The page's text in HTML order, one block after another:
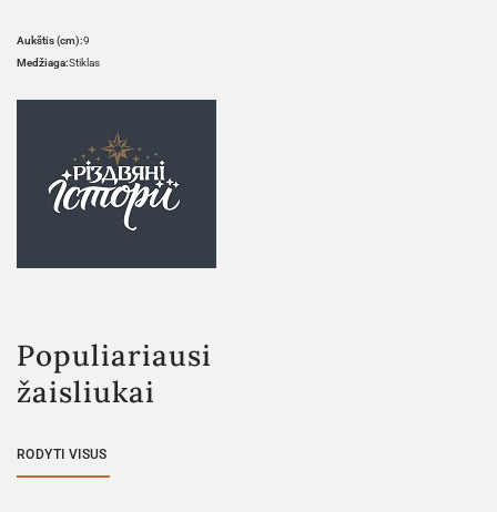
Aukštis (cm):9
Medžiaga:Stiklas
Populiariausi
žaisliukai
RODYTI VISUS